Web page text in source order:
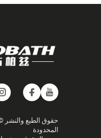
المحدودة